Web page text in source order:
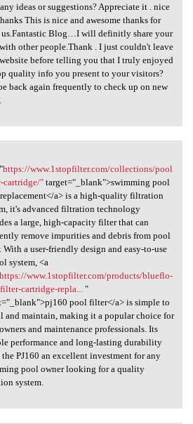
ideas or suggestions? Appreciate it . nice
This is nice and awesome thanks for
us.Fantastic Blog…I will definitly share your
other people.Thank . I just couldn't leave
before telling you that I truly enjoyed
quality info you present to your visitors?
back again frequently to check up on new
www
https://www.1stopfilter.com/collections/pool
cartridge/"target="_blank">swimming pool
a> is a high-quality filtration
it's advanced filtration technology
a large, high-capacity filter that can
remove impurities and debris from pool
With a user-friendly design and easy-to-use
system, <a
www.1stopfilter.com/products/blueflo-
cartridge-repla...
"
pool filter</a> is simple to
and maintain, making it a popular choice for
and maintenance professionals. Its
performance and long-lasting durability
the PJ160 an excellent investment for any
pool owner looking for a quality
system.